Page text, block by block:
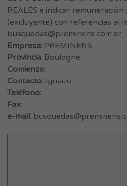
REALES e indicar
(excluyente) con referencias al
busquedas@preminens.com.ar
Empresa: PREMINENS
Provincia: Boulogne
Comienzo:
Contacto: Ignacio
Teléfono:
Fax:
e-mail: